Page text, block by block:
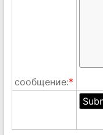
сообщение:*